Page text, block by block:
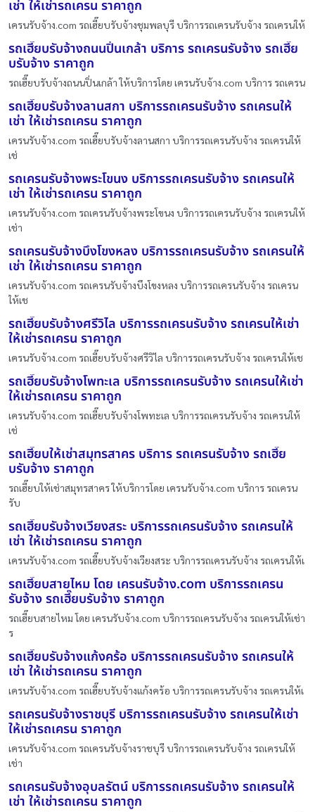
เช่า ให้เช่ารถเครน ราคาถูก
เครนรับจ้าง.com รถเฮี๊ยบรับจ้างชุมพลบุรี บริการรถเครนรับจ้าง รถเครนให้
รถเฮี๊ยบรับจ้างถนนปิ่นเกล้า บริการ รถเครนรับจ้าง รถเฮี๊ย
บรับจ้าง ราคาถูก
รถเฮี๊ยบรับจ้างถนนปิ่นเกล้า ให้บริการโดย เครนรับจ้าง.com บริการ รถเครน
รถเฮี๊ยบรับจ้างลานสกา บริการรถเครนรับจ้าง รถเครนให้
เช่า ให้เช่ารถเครน ราคาถูก
เครนรับจ้าง.com รถเฮี๊ยบรับจ้างลานสกา บริการรถเครนรับจ้าง รถเครนให้
เช่
รถเครนรับจ้างพระโขนง บริการรถเครนรับจ้าง รถเครนให้
เช่า ให้เช่ารถเครน ราคาถูก
เครนรับจ้าง.com รถเครนรับจ้างพระโขนง บริการรถเครนรับจ้าง รถเครนให้
เช่า
รถเครนรับจ้างบึงโขงหลง บริการรถเครนรับจ้าง รถเครนให้
เช่า ให้เช่ารถเครน ราคาถูก
เครนรับจ้าง.com รถเครนรับจ้างบึงโขงหลง บริการรถเครนรับจ้าง รถเครน
ให้เช
รถเฮี๊ยบรับจ้างศรีวิไล บริการรถเครนรับจ้าง รถเครนให้เช่า
ให้เช่ารถเครน ราคาถูก
เครนรับจ้าง.com รถเฮี๊ยบรับจ้างศรีวิไล บริการรถเครนรับจ้าง รถเครนให้เช
รถเฮี๊ยบรับจ้างโพทะเล บริการรถเครนรับจ้าง รถเครนให้เช่า
ให้เช่ารถเครน ราคาถูก
เครนรับจ้าง.com รถเฮี๊ยบรับจ้างโพทะเล บริการรถเครนรับจ้าง รถเครนให้
เช่
รถเฮี๊ยบให้เช่าสมุทรสาคร บริการ รถเครนรับจ้าง รถเฮี๊ย
บรับจ้าง ราคาถูก
รถเฮี๊ยบให้เช่าสมุทรสาคร ให้บริการโดย เครนรับจ้าง.com บริการ รถเครน
รับ
รถเฮี๊ยบรับจ้างเวียงสระ บริการรถเครนรับจ้าง รถเครนให้
เช่า ให้เช่ารถเครน ราคาถูก
เครนรับจ้าง.com รถเฮี๊ยบรับจ้างเวียงสระ บริการรถเครนรับจ้าง รถเครนให้เ
รถเฮี๊ยบสายไหม โดย เครนรับจ้าง.com บริการรถเครน
รับจ้าง รถเฮี๊ยบรับจ้าง ราคาถูก
รถเฮี๊ยบสายไหม โดย เครนรับจ้าง.com บริการรถเครนรับจ้าง รถเครนให้เช่า
ร
รถเฮี๊ยบรับจ้างแก้งคร้อ บริการรถเครนรับจ้าง รถเครนให้
เช่า ให้เช่ารถเครน ราคาถูก
เครนรับจ้าง.com รถเฮี๊ยบรับจ้างแก้งคร้อ บริการรถเครนรับจ้าง รถเครนให้เ
รถเครนรับจ้างราชบุรี บริการรถเครนรับจ้าง รถเครนให้เช่า
ให้เช่ารถเครน ราคาถูก
เครนรับจ้าง.com รถเครนรับจ้างราชบุรี บริการรถเครนรับจ้าง รถเครนให้
เช่า
รถเครนรับจ้างอุบลรัตน์ บริการรถเครนรับจ้าง รถเครนให้
เช่า ให้เช่ารถเครน ราคาถูก